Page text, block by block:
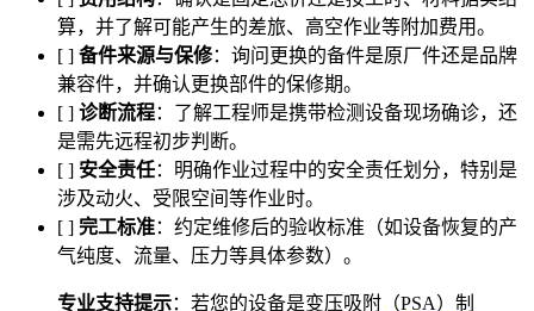
算，并了解可能产生的差旅、高空作业等附加费用。
[ ] 备件来源与保修：询问更换的备件是原厂件还是品牌
兼容件，并确认更换部件的保修期。
[ ] 诊断流程：了解工程师是携带检测设备现场确诊，还
是需先远程初步判断。
[ ] 安全责任：明确作业过程中的安全责任划分，特别是
涉及动火、受限空间等作业时。
[ ] 完工标准：约定维修后的验收标准（如设备恢复的产
气纯度、流量、压力等具体参数）。
专业支持提示：若您的设备是变压吸附（PSA）制